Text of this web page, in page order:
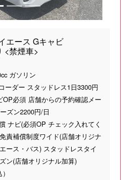
エース Gキャビ
<禁煙車>
ガソリン
ーダー スタッドレス1日3300円
必須 店舗からの予約確認メー
ズン2200円/日
ナビ(必須OP チェック入れてく
責補償制度ワイド(店舗オリジナ
ース・バス) スタッドレスタイ
ン(店舗オリジナル加算)